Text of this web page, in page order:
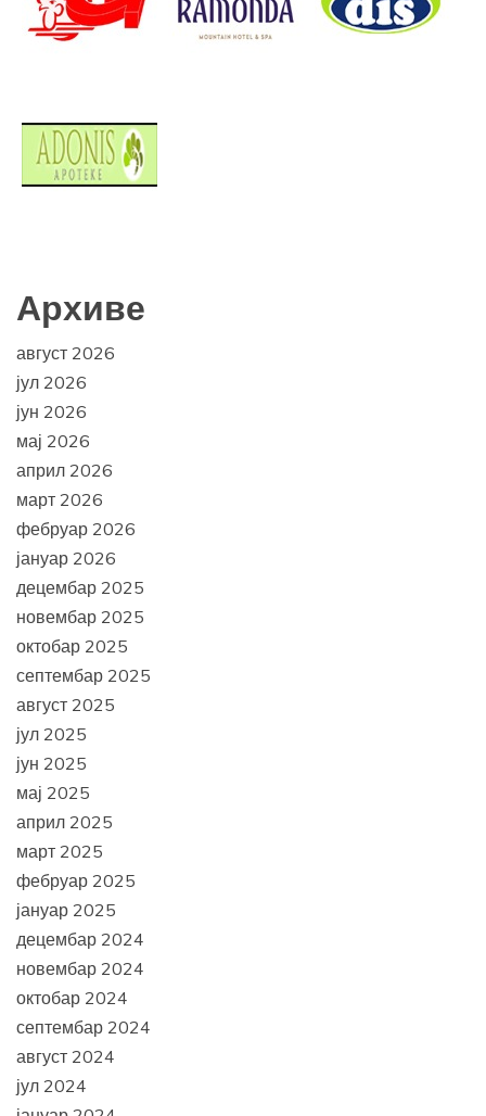
Архиве
август 2026
јул 2026
јун 2026
мај 2026
април 2026
март 2026
фебруар 2026
јануар 2026
децембар 2025
новембар 2025
октобар 2025
септембар 2025
август 2025
јул 2025
јун 2025
мај 2025
април 2025
март 2025
фебруар 2025
јануар 2025
децембар 2024
новембар 2024
октобар 2024
септембар 2024
август 2024
јул 2024